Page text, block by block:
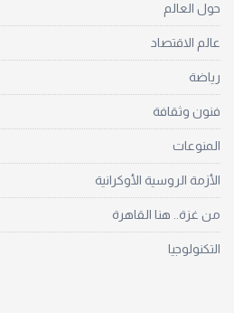
حول العالم
عالم الاقتصاد
رياضة
فنون وثقافة
المنوعات
الأزمة الروسية الأوكرانية
من غزة.. هنا القاهرة
التكنولوجيا